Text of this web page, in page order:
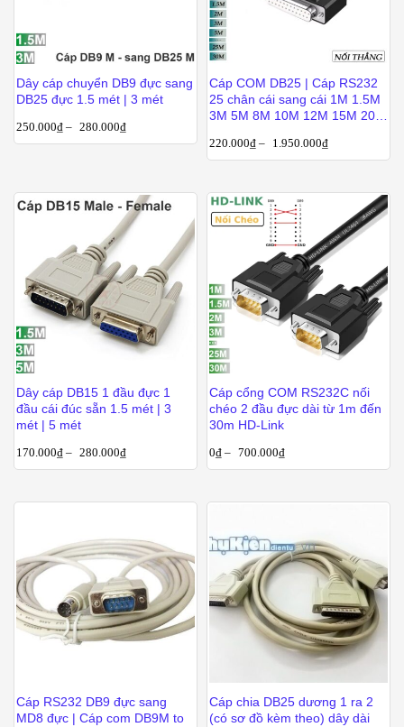
Dây cáp chuyển DB9 đực sang
DB25 đực 1.5 mét | 3 mét
250.000₫ – 280.000₫
Cáp COM DB25 | Cáp RS232
25 chân cái sang cái 1M 1.5M
3M 5M 8M 10M 12M 15M 20M
220.000₫ – 1.950.000₫
Dây cáp DB15 1 đầu đực 1
đầu cái đúc sẵn 1.5 mét | 3
mét | 5 mét
170.000₫ – 280.000₫
Cáp cổng COM RS232C nối
chéo 2 đầu đực dài từ 1m đến
30m HD-Link
0₫ – 700.000₫
Cáp RS232 DB9 đực sang
MD8 đực | Cáp com DB9M to
Cáp chia DB25 dương 1 ra 2
(có sơ đồ kèm theo) dây dài